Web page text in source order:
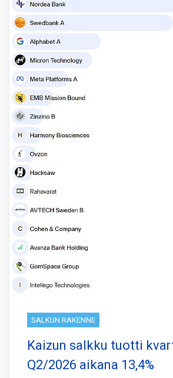
SALKUN RAKENNE
Kaizun salkku tuotti
Q2/2026 aikana 13,4%